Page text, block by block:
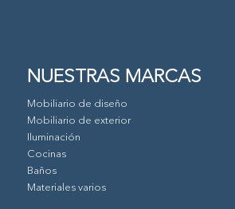
NUESTRAS MARCAS
Mobiliario de diseño
Mobiliario de exterior
Iluminación
Cocinas
Baños
Materiales varios